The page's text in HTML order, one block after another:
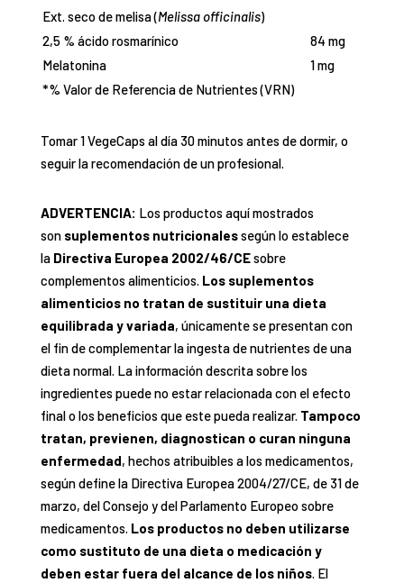
Ext. seco de melisa (Melissa officinalis)
2,5 % ácido rosmarínico
84 mg
Melatonina
1 mg
*% Valor de Referencia de Nutrientes (VRN)
Tomar 1 VegeCaps al día 30 minutos antes de dormir, o
seguir la recomendación de un profesional.
ADVERTENCIA: Los productos aquí mostrados
son suplementos nutricionalessegún lo establece
la Directiva Europea 2002/46/CEsobre
complementos alimenticios. Los suplementos
alimenticios no tratan de sustituir una dieta
equilibrada y variada, únicamente se presentan con
el fin de complementar la ingesta de nutrientes de una
dieta normal. La información descrita sobre los
ingredientes puede no estar relacionada con el efecto
final o los beneficios que este pueda realizar. Tampoco
tratan, previenen, diagnostican o curan ninguna
enfermedad, hechos atribuibles a los medicamentos,
según define la Directiva Europea 2004/27/CE, de 31 de
marzo, del Consejo y del Parlamento Europeo sobre
medicamentos. Los productos no deben utilizarse
como sustituto de una dieta o medicación y
deben estar fuera del alcance de los niños. El